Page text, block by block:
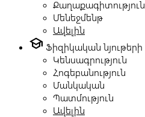
Քաղաքագիտություն
Մենեջմենթ
Ավելին
school Ֆիզիկական
Կենսագրություն
Հոգեբանություն
Մանկական
Պատմություն
Ավելին